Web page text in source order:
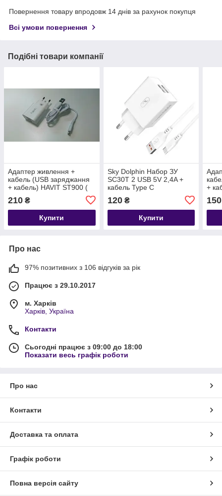
Повернення товару впродовж 14 днів за рахунок покупця
Всі умови повернення
Подібні товари компанії
Адаптер живлення +
кабель (USB заряджання
+ кабель) HAVIT ST900 (
microUSB + 2 USB), 2.1 А,
white
210 ₴
Купити
Sky Dolphin Набор ЗУ
SC30T 2 USB 5V 2,4A +
кабель Type C
120₴
Купити
+
150
Про нас
97% позитивних з 106 відгуків за рік
Працює з 29.10.2017
м. Харків
Харків, Україна
Контакти
Сьогодні працює з 09:00 до 18:00
Показати весь графік роботи
Про нас
Контакти
Доставка та оплата
Графік роботи
Повна версія сайту